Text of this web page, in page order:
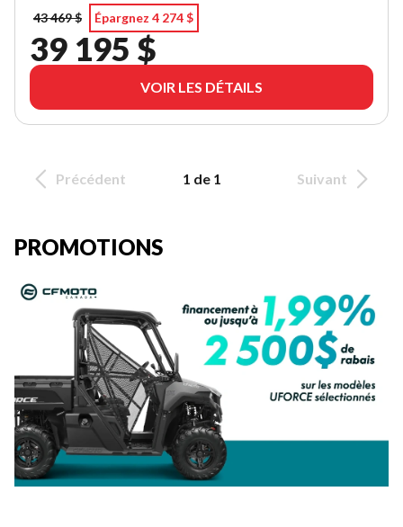
43 469 $
Épargnez 4 274 $
39 195 $
VOIR LES DÉTAILS
Précédent 1 de 1 Suivant
PROMOTIONS